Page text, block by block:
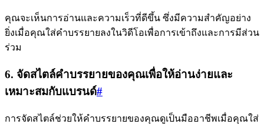
คุณจะเห็นการอ่านและความเร็วที่ดีขึ้น ซึ่งมีความสำคัญอย่าง
ยิ่งเมื่อคุณใส่คำบรรยายลงในวิดีโอเพื่อการเข้าถึงและการมีส่วน
ร่วม
6. จัดสไตล์คำบรรยายของคุณเพื่อให้อ่านง่ายและ
เหมาะสมกับแบรนด์#
การจัดสไตล์ช่วยให้คำบรรยายของคุณดูเป็นมืออาชีพเมื่อคุณใส่